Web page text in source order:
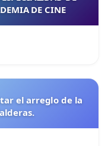
DE CINE
el arreglo de la